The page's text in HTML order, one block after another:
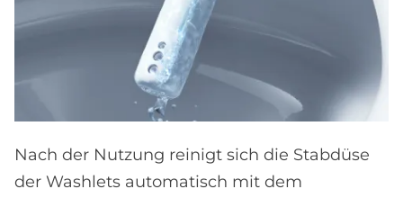
Nach der Nutzung reinigt sich die Stabdüse
der Washlets automatisch mit dem